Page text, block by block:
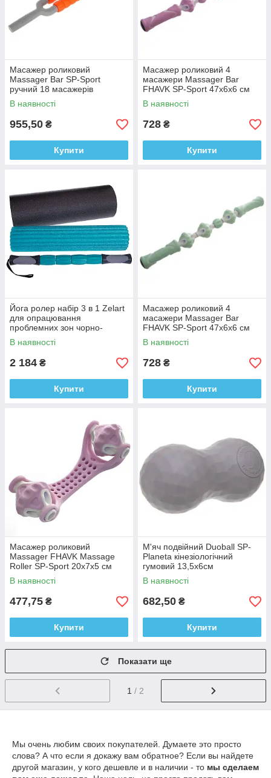
Масажер роликовий
Massager Bar SP-Sport
ручний 18 масажерів
В наявності
955,50 ₴
Купити
Масажер роликовий 4
масажери Massager Bar
FHAVK SP-Sport 47x6x6 см
ручний
В наявності
728 ₴
Купити
Йога ролер набір 3 в 1 Zelart
для опрацювання
проблемних зон чорно-
мʼятний
В наявності
2 184 ₴
Купити
Масажер роликовий 4
масажери Massager Bar
FHAVK SP-Sport 47x6x6 см
ручний
В наявності
728 ₴
Купити
Масажер роликовий
Massager FHAVK Massage
Roller SP-Sport 20x7x5 см
ручний 2 масажери
В наявності
477,75 ₴
Купити
М'яч подвійний Duoball SP-
Planeta кінезіологічний
гумовий 13,5x6см
В наявності
682,50 ₴
Купити
Показати ще
1 / 2
Мы очень любим своих покупателей. Думаете это просто
слова? А что если я докажу вам обратное? Если вы найдете
другой магазин, у кого дешевле и в наличии - то мы сделаем